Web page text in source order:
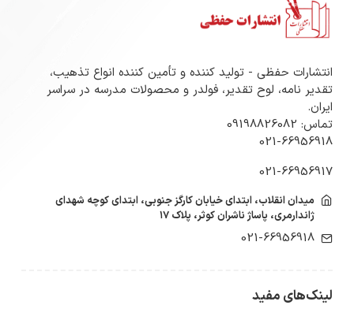
انتشارات حفظی - تولید کننده و تأمین کننده انواع تذهیب،
تقدیر نامه، لوح تقدیر، فولدر و محصولات مدرسه در سراسر
ایران.
تماس: 09198826082
021-66956918
021-66956917
میدان انقلاب، ابتدای خیابان کارگز جنوبی، ابتدای کوچه شهدای
ژاندارمری، پاساژ ناشران کوثر، پلاک ۱۷
021-66956918
لینک‌های مفید